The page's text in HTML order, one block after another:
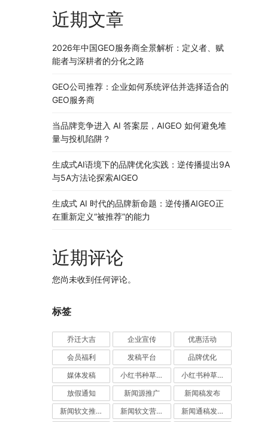
近期文章
2026年中国GEO服务商全景解析：定义者、赋
能者与深耕者的分化之路
GEO公司推荐：企业如何系统评估并选择适合的
GEO服务商
当品牌竞争进入 AI 答案层，AIGEO 如何避免堆
量与投机陷阱？
生成式AI语境下的品牌优化实践：逆传播提出9A
与5A方法论探索AIGEO
生成式 AI 时代的品牌新命题：逆传播AIGEO正
在重新定义“被推荐”的能力
近期评论
您尚未收到任何评论。
标签
乔迁大吉 企业宣传 优惠活动
会员福利 发稿平台 品牌优化
媒体发稿 小红书种草推广 小红书种草营销
放假通知 新闻源推广 新闻稿发布
新闻软文推广发稿 新闻软文营销推广 新闻通稿发布推广